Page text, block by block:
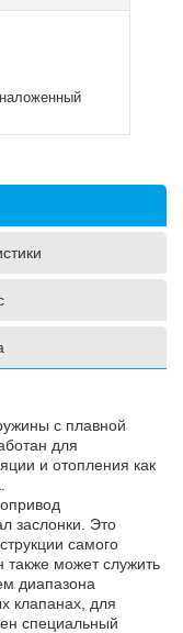
с плавной
для
и отопления как
заслонки. Это
самого
также может служить
диапазона
клапанах, для
специальный